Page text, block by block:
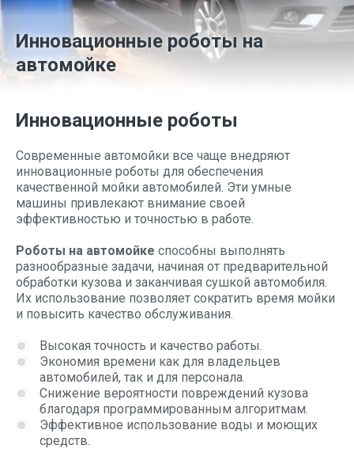
Инновационные роботы на
автомойке
Инновационные роботы
Современные автомойки все чаще внедряют
инновационные роботы для обеспечения
качественной мойки автомобилей. Эти умные
машины привлекают внимание своей
эффективностью и точностью в работе.
Роботы на автомойке способны выполнять
разнообразные задачи, начиная от предварительной
обработки кузова и заканчивая сушкой автомобиля.
Их использование позволяет сократить время мойки
и повысить качество обслуживания.
Высокая точность и качество работы.
Экономия времени как для владельцев
автомобилей, так и для персонала.
Снижение вероятности повреждений кузова
благодаря программированным алгоритмам.
Эффективное использование воды и моющих
средств.